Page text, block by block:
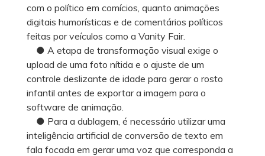
com o político em comícios, quanto animações
digitais humorísticas e de comentários políticos
feitas por veículos como a Vanity Fair.
● A etapa de transformação visual exige o
upload de uma foto nítida e o ajuste de um
controle deslizante de idade para gerar o rosto
infantil antes de exportar a imagem para o
software de animação.
● Para a dublagem, é necessário utilizar uma
inteligência artificial de conversão de texto em
fala focada em gerar uma voz que corresponda a